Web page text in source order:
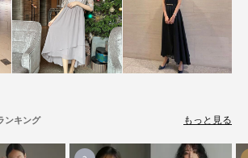
もっと見る